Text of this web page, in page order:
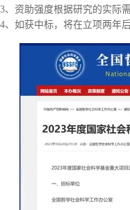
3、资助强度根据研究的实际
4、如获中标，将在立项两年